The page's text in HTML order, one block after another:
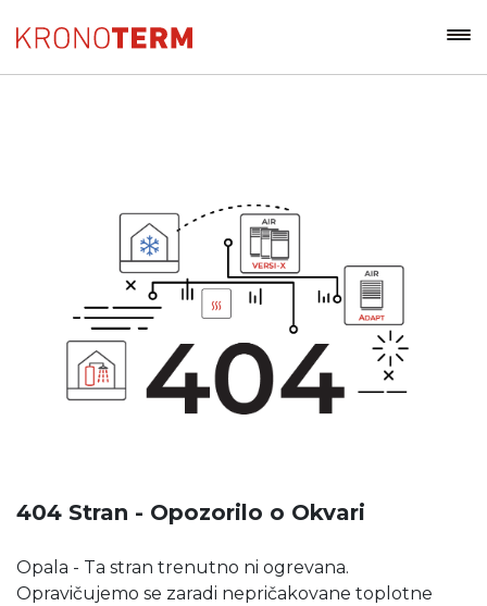
404 Stran - Opozorilo o Okvari
Opala - Ta stran trenutno ni ogrevana.
Opravičujemo se zaradi nepričakovane toplotne